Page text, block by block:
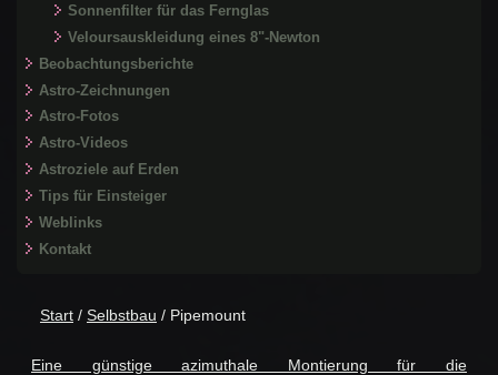
Sonnenfilter für das Fernglas
Veloursauskleidung eines 8"-Newton
Beobachtungsberichte
Astro-Zeichnungen
Astro-Fotos
Astro-Videos
Astroziele auf Erden
Tips für Einsteiger
Weblinks
Kontakt
Start / Selbstbau / Pipemount
Eine günstige azimuthale Montierung für die